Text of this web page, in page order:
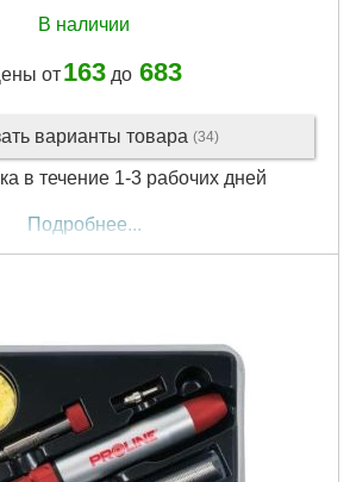
В наличии
от 163до 683
варианты товара (34)
в течение 1-3 рабочих дней
Подробнее...